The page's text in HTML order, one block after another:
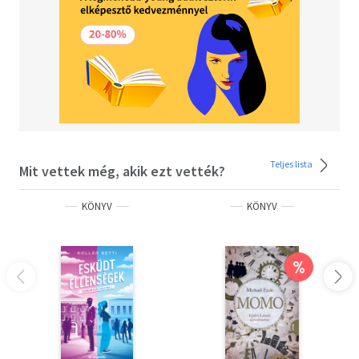
Mit vettek még, akik ezt vették? Teljes lista
KÖNYV KÖNYV
%